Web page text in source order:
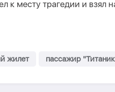
к месту трагедии и взял
жилет пассажир